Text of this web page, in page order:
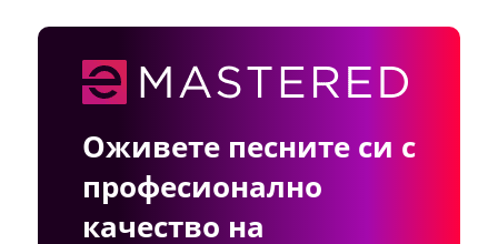
Оживете песните си с
професионално
качество на